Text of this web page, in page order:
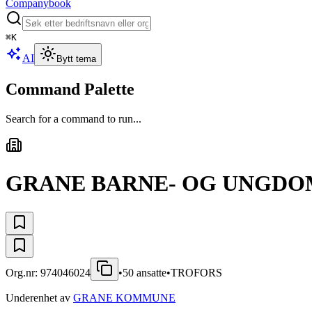
Companybook
⌘K
AI Bytt tema
Command Palette
Search for a command to run...
GRANE BARNE- OG
Org.nr: 974046024 •50 ansatte•TROFORS
Underenhet av GRANE KOMMUNE